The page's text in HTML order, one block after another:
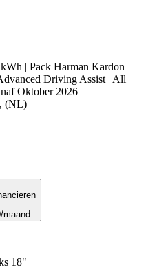
| Pack Harman Kardon
Driving Assist | All
Oktober 2026
(NL)
/maand
18"